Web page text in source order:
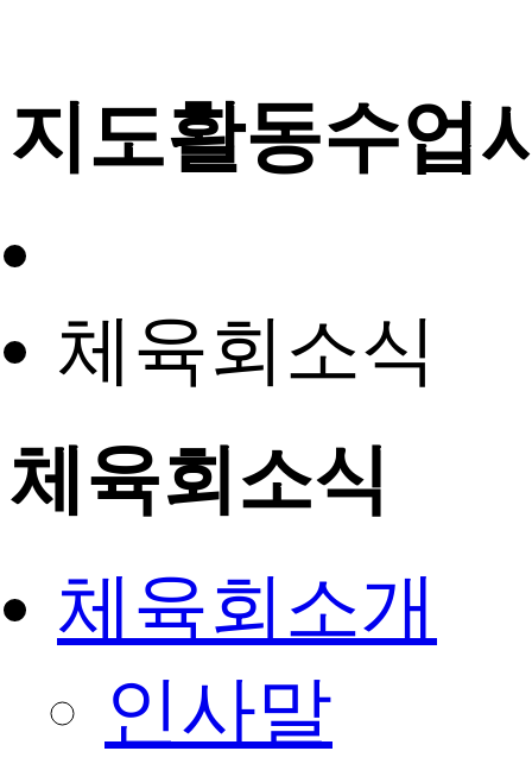
지도활동수업
체육회소식
체육회소식
체육회소개
인사말